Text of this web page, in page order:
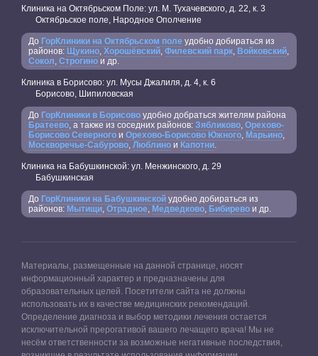
Клиника на Октябрьском Поле: ул. М. Тухачевского, д. 22, к. 3
Октябрьское поле, Народное Ополчение
До ГорКлиники на Октябрьском поле удобно добираться из
районов: Щукино, Хорошёвский, Филевский парк, Войковский,
Сокол, Строгино и др.
Клиника в Борисово: ул. Мусы Джалиля, д. 4, к. 6
Борисово, Шипиловская
До ГорКлиники в Борисово удобно добраться жителям района
Братеево, а также из соседних районов: Зябликово, Орехово-
Борисово Северного и Орехово-Борисово Южного, Марьино,
Москворечье-Сабурово, Люблино и Капотни.
Клиника на Бабушкинской: ул. Менжинского, д. 29
Бабушкинская
До ГорКлиники на Бабушкинской удобно добираться из
районов: Мытищи, Отрадное, Медведково, Бибирево и др.
Материалы, размещенные на данной странице, носят
информационный характер и предназначены для
образовательных целей. Посетители сайта не должны
использовать их в качестве медицинских рекомендаций.
Определение диагноза и выбор методики лечения остается
исключительной прерогативой вашего лечащего врача! Мы не
несём ответственности за возможные негативные последствия,